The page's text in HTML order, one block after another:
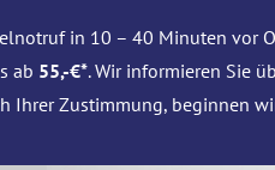
in 10 – 40 Minuten vor
ab 55,-€*. Wir informieren Sie
Ihrer Zustimmung, beginnen